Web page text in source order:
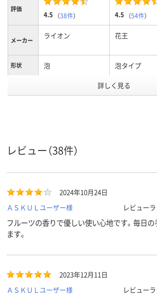
評価
4.5 （38件） 4.5 （54件）
メーカー ライオン 花王
形状 泡 泡タイプ
詰替
詳しく見る
レビュー（38件）
2024年10月24日
ＡＳＫＵＬユーザー様
レビュー
フルーツの香りで優しい使い心地です。毎日
ます。
2023年12月11日
ＡＳＫＵＬユーザー様
レビュー